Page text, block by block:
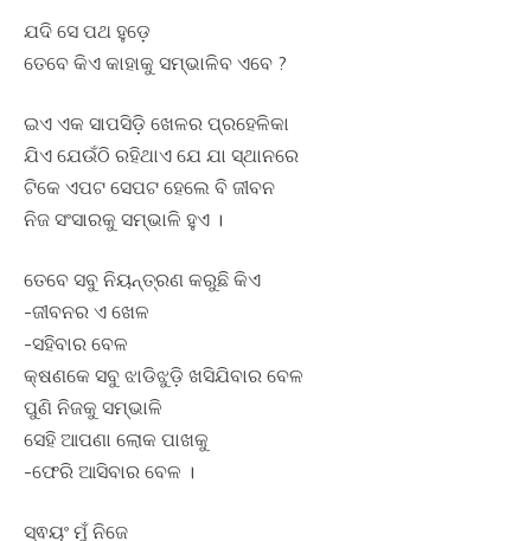
ଯଦି ସେ ପଥ ହୁଡ଼େ
ତେବେ କିଏ କାହାକୁ ସମ୍ଭାଳିବ ଏବେ ?
ଇଏ ଏକ ସାପସିଡ଼ି ଖେଳର ପ୍ରହେଳିକା
ଯିଏ ଯେଉଁଠି ରହିଥାଏ ଯେ ଯା ସ୍ଥାନରେ
ଟିକେ ଏପଟ ସେପଟ ହେଲେ ବି ଜୀବନ
ନିଜ ସଂସାରକୁ ସମ୍ଭାଳି ହୁଏ ।
ତେବେ ସବୁ ନିୟନ୍ତ୍ରଣ କରୁଛି କିଏ
-ଜୀବନର ଏ ଖେଳ
-ସହିବାର ବେଳ
କ୍ଷଣକେ ସବୁ ଝାଡିଝୁଡ଼ି ଖସିଯିବାର ବେଳ
ପୁଣି ନିଜକୁ ସମ୍ଭାଳି
ସେହି ଆପଣା ଲୋକ ପାଖକୁ
-ଫେରି ଆସିବାର ବେଳ ।
ସ୍ଵୟଂ ମୁଁ ନିଜେ